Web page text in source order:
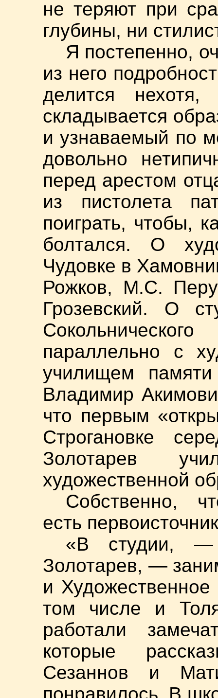
не теряют при
глубины, ни
Я постепенно,
из него
делится
складывается
и узнаваемый по
довольно
перед арестом
из пистолета
поиграть, чтобы,
болтался. О
Чудовке в
Рожков, М.С.
Грозевский. О
параллельно с
училищем
Владимир
что первым
Строгановке
Золотарев
художественной
Собственно,
есть
«В студии, —
Золотарев, —
и
том числе и
работали
которые
Сезаннов и